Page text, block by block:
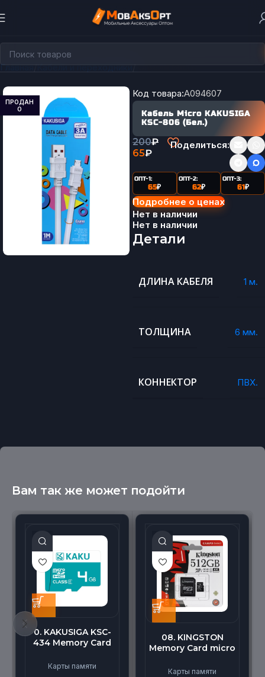
Главная Кабели и переходники Кабели Micro
ПРОДАН
О
Код товара:A094607
Кабель Micro KAKUSIGA
KSC-806 (Бел.)
200₽
65₽
Поделиться:
ОПТ-1:
65₽
ОПТ-2:
62₽
ОПТ-3:
61₽
Подробнее о ценах
Нет в наличии
Нет в наличии
Детали
ДЛИНА КАБЕЛЯ 1 м.
ТОЛЩИНА 6 мм.
КОННЕКТОР ПВХ.
Вам так же может подойти
0. KAKUSIGA KSC-
434 Memory Card
High Speed (4G)
Карты памяти
08. KINGSTON
Memory Card micro
Карты памяти